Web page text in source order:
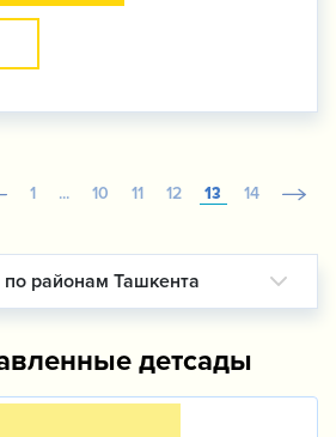
1 ... 10 11 12 13 14
районам Ташкента
детсады